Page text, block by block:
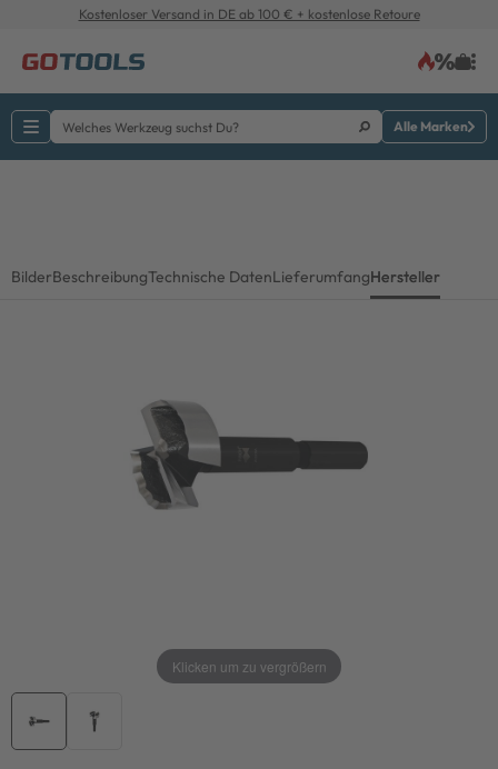
Kostenloser Versand in DE ab 100 € + kostenlose Retoure
Alle Marken
BilderBeschreibungTechnische DatenLieferumfangHersteller
Klicken um zu vergrößern